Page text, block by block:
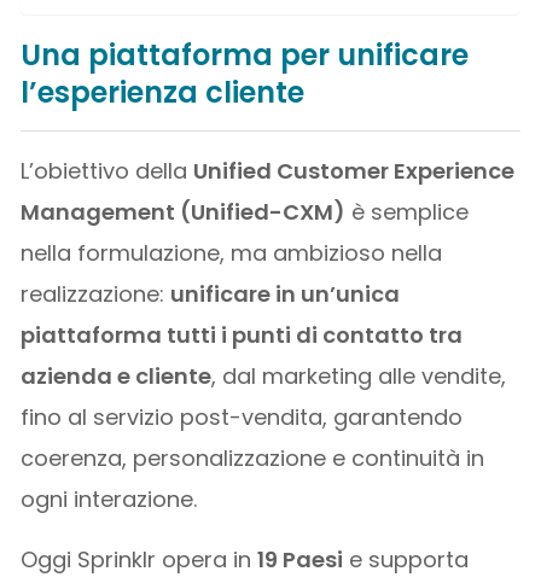
Una piattaforma per unificare
l’esperienza cliente
L’obiettivo della Unified Customer Experience
Management (Unified-CXM) è semplice
nella formulazione, ma ambizioso nella
realizzazione: unificare in un’unica
piattaforma tutti i punti di contatto tra
azienda e cliente, dal marketing alle vendite,
fino al servizio post-vendita, garantendo
coerenza, personalizzazione e continuità in
ogni interazione.
Oggi Sprinklr opera in19 Paesi e supporta